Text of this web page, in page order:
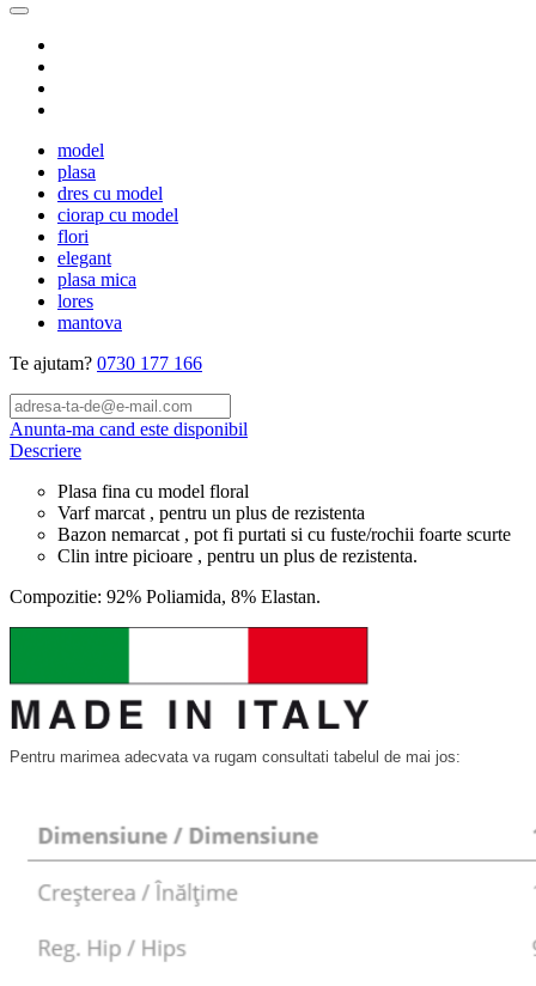
model
plasa
dres cu model
ciorap cu model
flori
elegant
plasa mica
lores
mantova
Te ajutam? 0730 177 166
Anunta-ma cand este disponibil
Descriere
Plasa fina cu model floral
Varf marcat , pentru un plus de rezistenta
Bazon nemarcat , pot fi purtati si cu fuste/rochii foarte scurte
Clin intre picioare , pentru un plus de rezistenta.
Compozitie: 92% Poliamida, 8% Elastan.
Pentru marimea adecvata va rugam consultati tabelul de mai jos: